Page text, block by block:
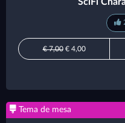
€ 7,00€ 4,00
Tema de mesa